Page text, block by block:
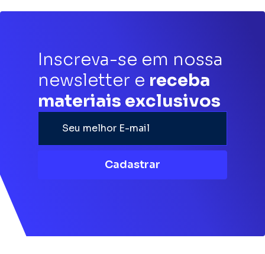
Inscreva-se em nossa
newsletter e receba
materiais exclusivos